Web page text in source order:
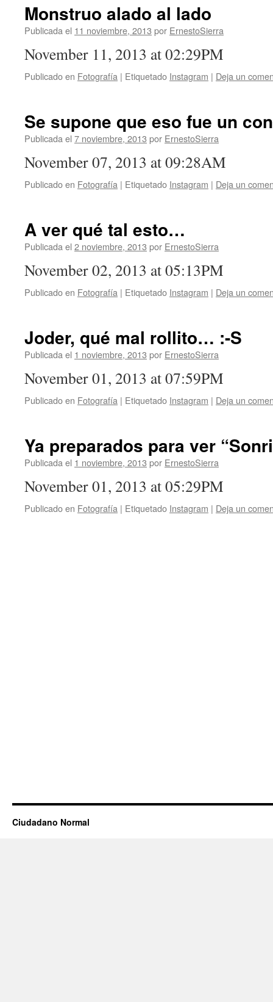
Monstruo alado al lado
Publicada el 11 noviembre, 2013 por ErnestoSierra
November 11, 2013 at 02:29PM
Publicado en Fotografía | Etiquetado Instagram | Deja un
Se supone que eso fue un
Publicada el 7 noviembre, 2013 por ErnestoSierra
November 07, 2013 at 09:28AM
Publicado en Fotografía | Etiquetado Instagram | Deja un
A ver qué tal esto…
Publicada el 2 noviembre, 2013 por ErnestoSierra
November 02, 2013 at 05:13PM
Publicado en Fotografía | Etiquetado Instagram | Deja un
Joder, qué mal rollito… :-S
Publicada el 1 noviembre, 2013 por ErnestoSierra
November 01, 2013 at 07:59PM
Publicado en Fotografía | Etiquetado Instagram | Deja un
Ya preparados para ver
Publicada el 1 noviembre, 2013 por ErnestoSierra
November 01, 2013 at 05:29PM
Publicado en Fotografía | Etiquetado Instagram | Deja un
Ciudadano Normal